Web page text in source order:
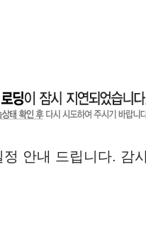
안내 드립니다. 감